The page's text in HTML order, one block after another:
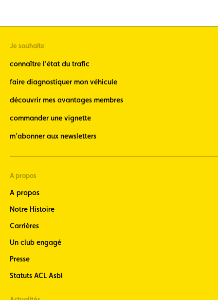
Je souhaite
connaître l'état du trafic
faire diagnostiquer mon véhicule
découvrir mes avantages membres
commander une vignette
m'abonner aux newsletters
A propos
A propos
Notre Histoire
Carrières
Un club engagé
Presse
Statuts ACL Asbl